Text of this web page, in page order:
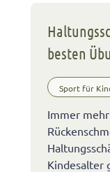
besten
Sport für
Immer
Kindesalter